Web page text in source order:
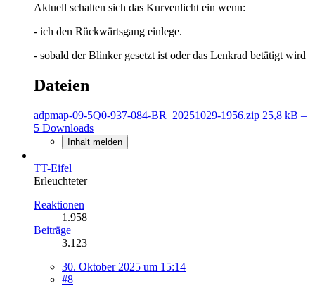
Aktuell schalten sich das Kurvenlicht ein wenn:
- ich den Rückwärtsgang einlege.
- sobald der Blinker gesetzt ist oder das Lenkrad betätigt wird
Dateien
adpmap-09-5Q0-937-084-BR_20251029-1956.zip 25,8 kB –
5 Downloads
Inhalt melden
TT-Eifel
Erleuchteter
Reaktionen
1.958
Beiträge
3.123
30. Oktober 2025 um 15:14
#8